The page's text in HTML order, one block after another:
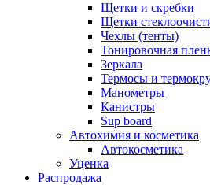
Щетки и скребки
Щетки
Чехлы (тенты)
Тонировочная
Зеркалa
Термосы и
Манометры
Канистры
Sup board
Автохимия и косметика
Автокосметика
Уценка
Распродажа